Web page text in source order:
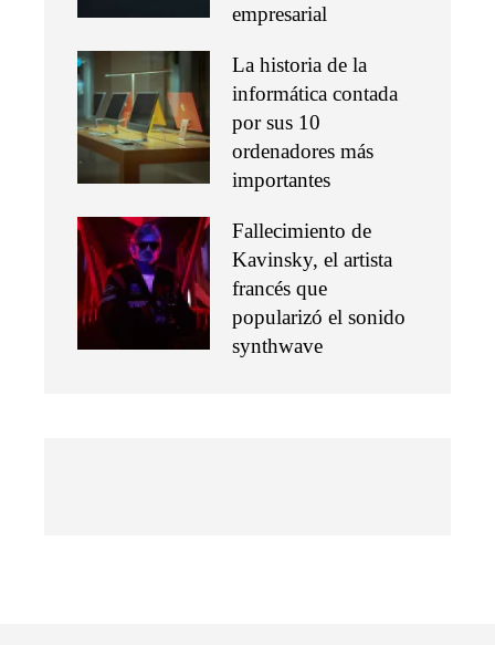
empresarial
La historia de la
informática contada
por sus 10
ordenadores más
importantes
Fallecimiento de
Kavinsky, el artista
francés que
popularizó el sonido
synthwave